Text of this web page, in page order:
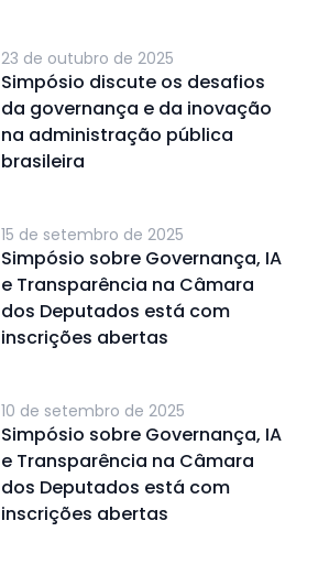
23 de outubro de 2025
Simpósio discute os desafios
da governança e da inovação
na administração pública
brasileira
15 de setembro de 2025
Simpósio sobre Governança, IA
e Transparência na Câmara
dos Deputados está com
inscrições abertas
10 de setembro de 2025
Simpósio sobre Governança, IA
e Transparência na Câmara
dos Deputados está com
inscrições abertas